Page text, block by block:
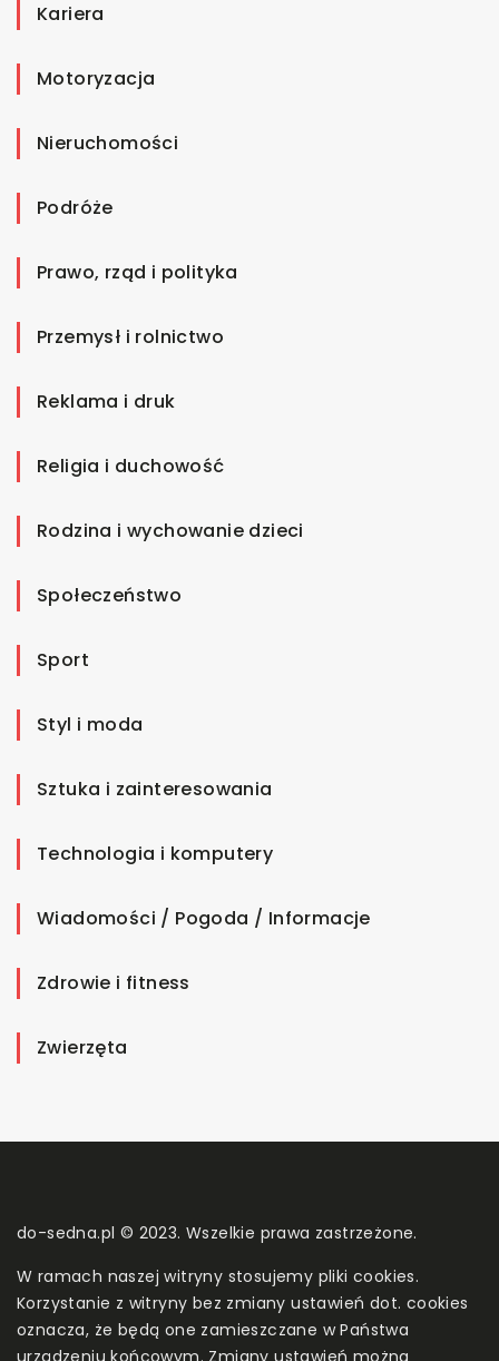
Kariera
Motoryzacja
Nieruchomości
Podróże
Prawo, rząd i polityka
Przemysł i rolnictwo
Reklama i druk
Religia i duchowość
Rodzina i wychowanie dzieci
Społeczeństwo
Sport
Styl i moda
Sztuka i zainteresowania
Technologia i komputery
Wiadomości / Pogoda / Informacje
Zdrowie i fitness
Zwierzęta
do-sedna.pl © 2023. Wszelkie prawa zastrzeżone.
W ramach naszej witryny stosujemy pliki cookies.
Korzystanie z witryny bez zmiany ustawień dot. cookies
oznacza, że będą one zamieszczane w Państwa